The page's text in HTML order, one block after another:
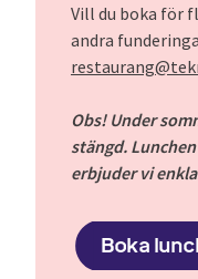
Vill du boka för
andra
Obs! Under
stängd.
erbjuder vi
Boka